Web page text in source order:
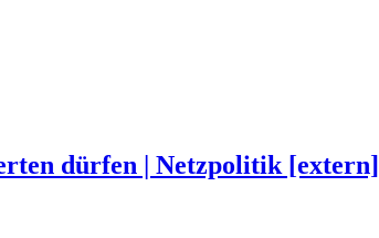
dürfen | Netzpolitik [extern]